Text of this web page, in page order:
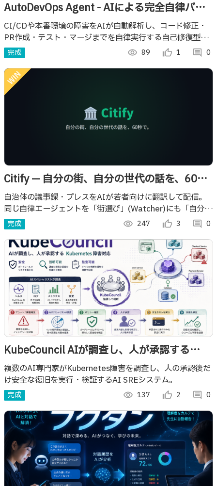
AutoDevOps Agent - AIによる完全自律バグ
修復システム
CI/CDや本番環境の障害をAIが自動解析し、コード修正・
PR作成・テスト・マージまでを自律実行する自己修復型
DevOpsエージェント。オンコール対応の負担を大幅に削減
し、開発効率を向上させます。
完成 visibility 89 thumb_up_alt 1 comment 0
Citify — 自分の街、自分の世代の話を、60秒
で。
自治体の議事録・プレスをAIが若者向けに翻訳して配信。
同じ自律エージェントを「街選び」(Watcher)にも「自分た
ちの運用監視」にも使うマルチエージェントプロダクト。
完成 visibility 247 thumb_up_alt 3 comment 0
KubeCouncil AIが調査し、人が承認する
Kubernetes障害対応
複数のAI専門家がKubernetes障害を調査し、人の承認後だ
け安全な復旧を実行・検証するAI SREシステム。
完成 visibility 137 thumb_up_alt 2 comment 0